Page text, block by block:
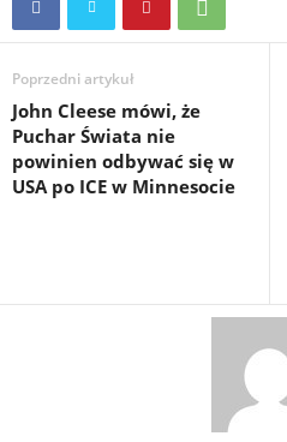
Poprzedni artykuł
John Cleese mówi, że
Puchar Świata nie
powinien odbywać się w
USA po ICE w Minnesocie